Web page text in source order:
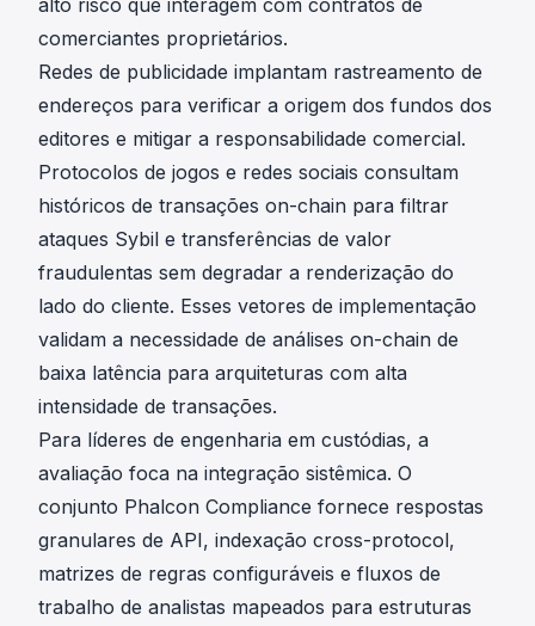
comerciantes proprietários.
Redes de publicidade implantam rastreamento de
endereços para verificar a origem dos fundos dos
editores e mitigar a responsabilidade comercial.
Protocolos de jogos e redes sociais consultam
históricos de transações on-chain para filtrar
ataques Sybil e transferências de valor
fraudulentas sem degradar a renderização do
lado do cliente. Esses vetores de implementação
validam a necessidade de análises on-chain de
baixa latência para arquiteturas com alta
intensidade de transações.
Para líderes de engenharia em custódias, a
avaliação foca na integração sistêmica. O
conjunto Phalcon Compliance fornece respostas
granulares de API, indexação cross-protocol,
matrizes de regras configuráveis e fluxos de
trabalho de analistas mapeados para estruturas